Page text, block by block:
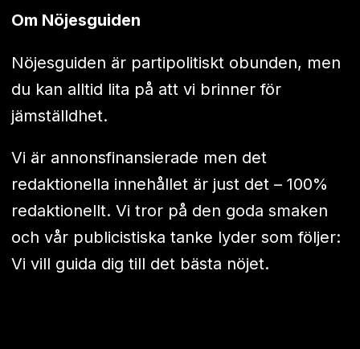
Om Nöjesguiden
Nöjesguiden är partipolitiskt obunden, men
du kan alltid lita på att vi brinner för
jämställdhet.
Vi är annonsfinansierade men det
redaktionella innehållet är just det – 100%
redaktionellt. Vi tror på den goda smaken
och vår publicistiska tanke lyder som följer:
Vi vill guida dig till det bästa nöjet.